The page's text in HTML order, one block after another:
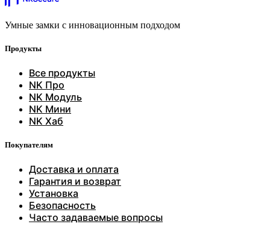
Умные замки с инновационным подходом
Продукты
Все продукты
NK Про
NK Модуль
NK Мини
NK Хаб
Покупателям
Доставка и оплата
Гарантия и возврат
Установка
Безопасность
Часто задаваемые вопросы